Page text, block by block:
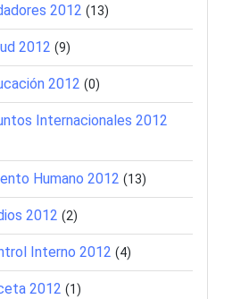
2012 (13)
2012 (9)
2012 (0)
Internacionales 2012
Humano 2012 (13)
2012 (2)
Interno 2012 (4)
2012 (1)